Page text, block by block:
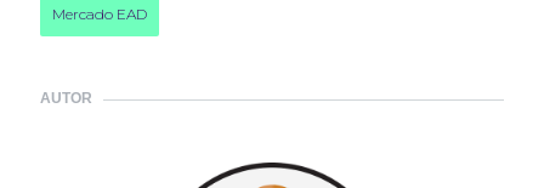
Mercado EAD
AUTOR